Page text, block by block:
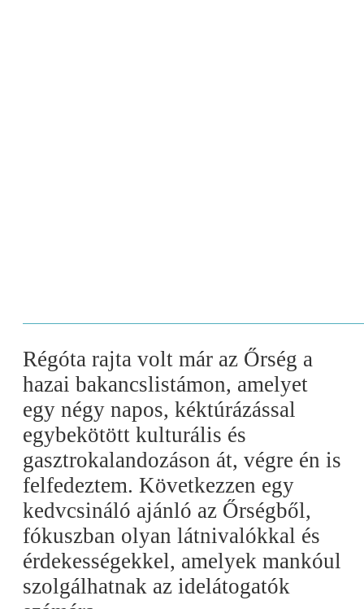
Régóta rajta volt már az Őrség a
hazai bakancslistámon, amelyet
egy négy napos, kéktúrázással
egybekötött kulturális és
gasztrokalandozáson át, végre én is
felfedeztem. Következzen egy
kedvcsináló ajánló az Őrségből,
fókuszban olyan látnivalókkal és
érdekességekkel, amelyek mankóul
szolgálhatnak az idelátogatók